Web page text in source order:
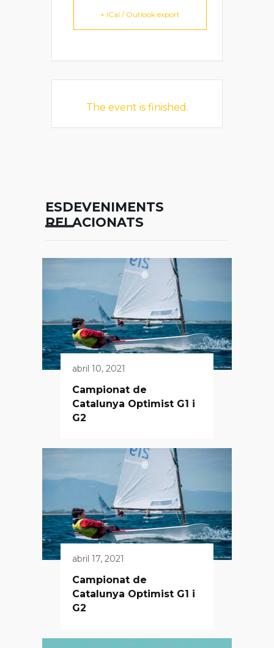
+ iCal / Outlook export
The event is finished.
ESDEVENIMENTS
RELACIONATS
abril 10, 2021
Campionat de
Catalunya Optimist G1 i
G2
abril 17, 2021
Campionat de
Catalunya Optimist G1 i
G2